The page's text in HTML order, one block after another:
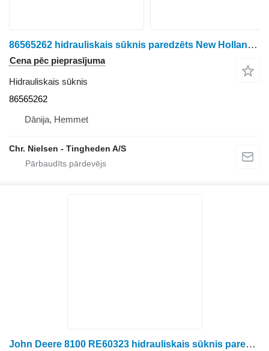
86565262 hidrauliskais sūknis paredzēts New Holland CR9090 graudu kombaina
Cena pēc pieprasījuma
Hidrauliskais sūknis
86565262
Dānija, Hemmet
Chr. Nielsen - Tingheden A/S
John Deere 8100 RE60323 hidrauliskais sūknis paredzēts John Deere 8100 riteņtraktora